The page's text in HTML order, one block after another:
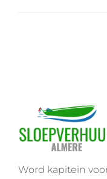
Word kapitein